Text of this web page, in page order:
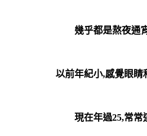
幾乎都是熬夜通
以前年紀小,感覺眼睛
現在年過25,常常